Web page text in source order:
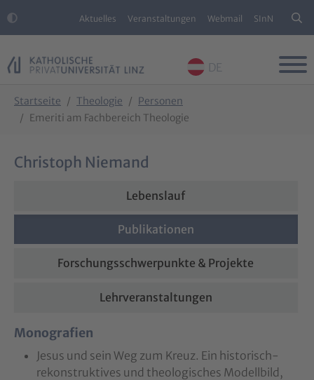
Aktuelles Veranstaltungen Webmail SInN
DE
Startseite Theologie
Personen
Emeriti am Fachbereich Theologie
Christoph Niemand
Lebenslauf
Publikationen
Forschungsschwerpunkte & Projekte
Lehrveranstaltungen
Monografien
Jesus und sein Weg zum Kreuz. Ein historisch-
rekonstruktives und theologisches Modellbild,